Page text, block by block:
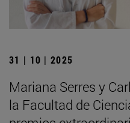
31 | 10 | 2025
Mariana Serres y
la Facultad de